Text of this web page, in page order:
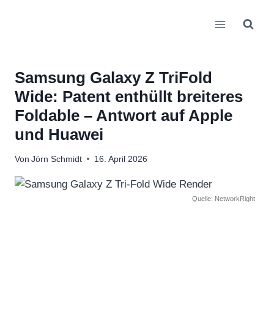
Samsung Galaxy Z TriFold
Wide: Patent enthüllt breiteres
Foldable – Antwort auf Apple
und Huawei
Von Jörn Schmidt 16. April 2026
Quelle: NetworkRight